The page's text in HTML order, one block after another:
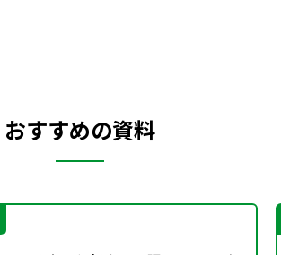
おすすめの資料